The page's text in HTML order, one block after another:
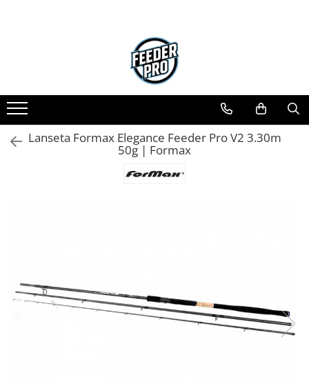
Lanseta Formax Elegance Feeder Pro V2 3.30m
50g | Formax